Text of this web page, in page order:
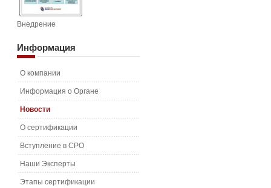
Внедрение
Информация
О компании
Информация о Органе
Новости
О сертификации
Вступление в СРО
Наши Эксперты
Этапы сертификации